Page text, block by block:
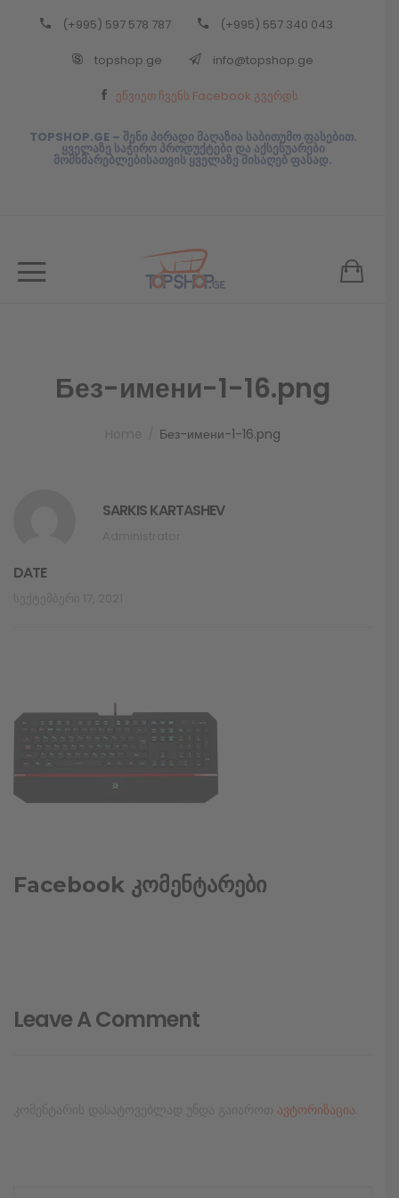
(+995) 597 578 787 (+995) 557 340 043
topshop.ge info@topshop.ge
ეწვიეთ ჩვენს Facebook გვერდს
TOPSHOP.GE – შენი პირადი მაღაზია საბითუმო ფასებით.
ყველაზე საჭირო პროდუქტები და აქსესუარები
მომხმარებლებისათვის ყველაზე მისაღებ ფასად.
Без-имени-1-16.png
Без-имени-1-16.png
SARKIS KARTASHEV
DATE
Facebook კომენტარები
Leave A Comment
ავტორიზაცია
Back